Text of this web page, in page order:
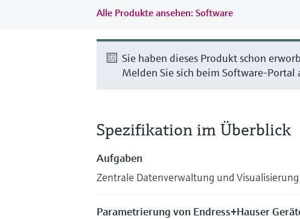
Alle Produkte ansehen: Software
Sie haben dieses Produkt schon
Melden Sie sich beim Software-
Spezifikation im Überblick
Aufgaben
Zentrale Datenverwaltung und
Parametrierung von Endress+Hauser